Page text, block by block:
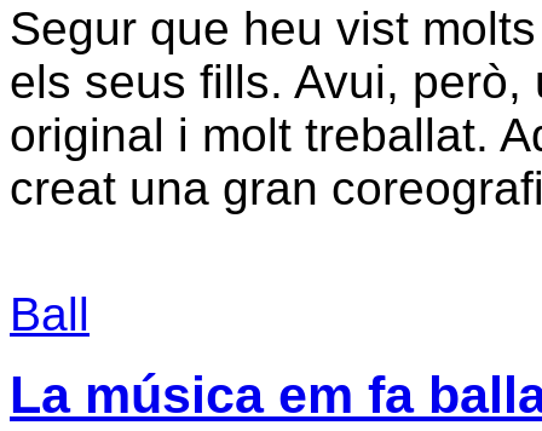
Segur que heu vist
els seus fills. Avui,
original i molt treballat.
creat una gran
Ball
La música em fa